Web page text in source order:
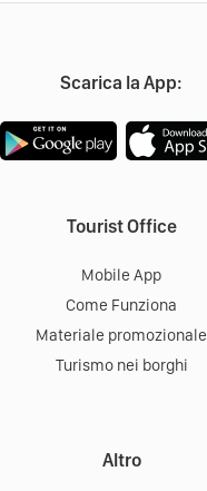
Scarica la App:
Tourist Office
Mobile App
Come Funziona
Materiale promozionale
Turismo nei borghi
Altro